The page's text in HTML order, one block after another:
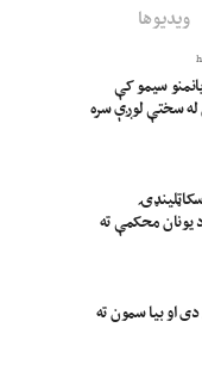
ویدیوها
سیمو کې
له سختې لوږې سره
یونان محکمې ته
او بیا سمون ته